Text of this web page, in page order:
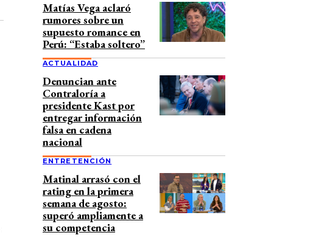
Matías Vega aclaró
rumores sobre un
supuesto romance en
Perú: “Estaba soltero”
ACTUALIDAD
Denuncian ante
Contraloría a
presidente Kast por
entregar información
falsa en cadena
nacional
ENTRETENCIÓN
Matinal arrasó con el
rating en la primera
semana de agosto:
superó ampliamente a
su competencia